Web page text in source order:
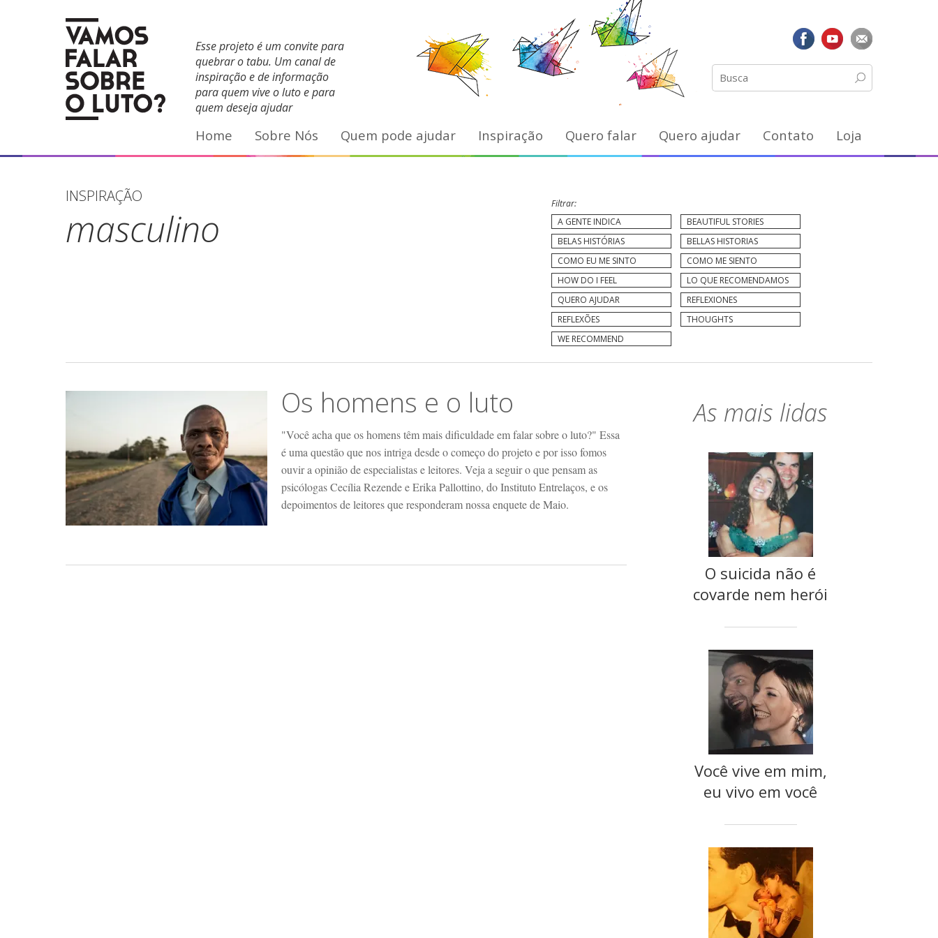
Esse projeto é um convite para
quebrar o tabu. Um canal de
inspiração e de informação
para quem vive o luto e para
quem deseja ajudar
FacebookYouTube
Home Sobre Nós Quem pode ajudar Inspiração Quero falar Quero ajudar Contato Loja
INSPIRAÇÃO
masculino
Filtrar:
A GENTE INDICA
BEAUTIFUL STORIES
BELAS HISTÓRIAS
BELLAS HISTORIAS
COMO EU ME SINTO
COMO ME SIENTO
HOW DO I FEEL
LO QUE RECOMENDAMOS
QUERO AJUDAR
REFLEXIONES
REFLEXÕES
THOUGHTS
WE RECOMMEND
Os homens e o luto
"Você acha que os homens têm mais dificuldade em falar sobre o luto?" Essa
é uma questão que nos intriga desde o começo do projeto e por isso fomos
ouvir a opinião de especialistas e leitores. Veja a seguir o que pensam as
psicólogas Cecília Rezende e Erika Pallottino, do Instituto Entrelaços, e os
depoimentos de leitores que responderam nossa enquete de Maio.
As mais lidas
O suicida não é
covarde nem herói
Você vive em mim,
eu vivo em você